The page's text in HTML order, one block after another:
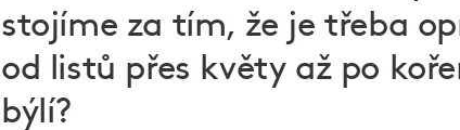
stojíme za tím, že je třeba
od listů přes květy až po
býlí?